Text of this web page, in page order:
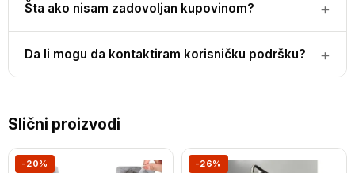
Šta ako nisam zadovoljan kupovinom?
Da li mogu da kontaktiram korisničku podršku?
Slični proizvodi
-20% -26%